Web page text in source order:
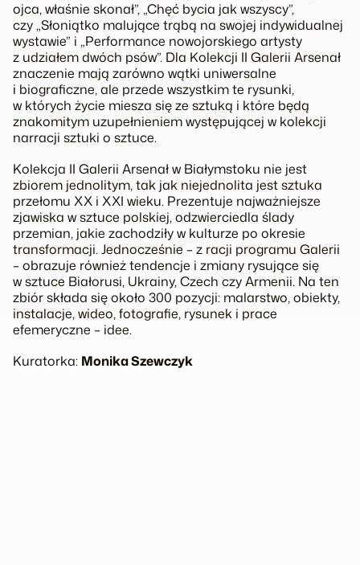
ojca, właśnie skonał”, „Chęć bycia jak wszyscy”,
czy „Słoniątko malujące trąbą na swojej indywidualnej
wystawie” i „Performance nowojorskiego artysty
z udziałem dwóch psów”. Dla Kolekcji II Galerii Arsenał
znaczenie mają zarówno wątki uniwersalne
i biograficzne, ale przede wszystkim te rysunki,
w których życie miesza się ze sztuką i które będą
znakomitym uzupełnieniem występującej w kolekcji
narracji sztuki o sztuce.
Kolekcja II Galerii Arsenał w Białymstoku nie jest
zbiorem jednolitym, tak jak niejednolita jest sztuka
przełomu XX i XXI wieku. Prezentuje najważniejsze
zjawiska w sztuce polskiej, odzwierciedla ślady
przemian, jakie zachodziły w kulturze po okresie
transformacji. Jednocześnie – z racji programu Galerii
– obrazuje również tendencje i zmiany rysujące się
w sztuce Białorusi, Ukrainy, Czech czy Armenii. Na ten
zbiór składa się około 300 pozycji: malarstwo, obiekty,
instalacje, wideo, fotografie, rysunek i prace
efemeryczne – idee.
Kuratorka: Monika Szewczyk